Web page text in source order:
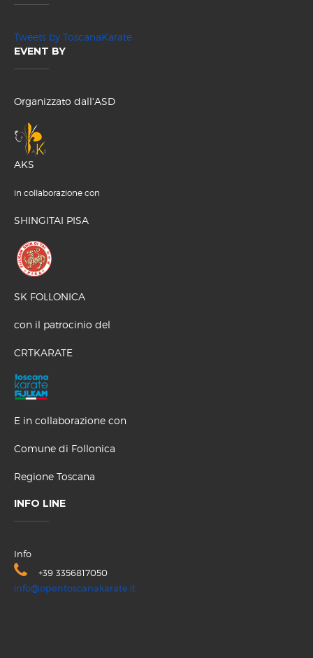
Tweets by ToscanaKarate
EVENT BY
Organizzato dall'ASD
AKS
in collaborazione con
SHINGITAI PISA
SK FOLLONICA
con il patrocinio del
CRTKARATE
E in collaborazione con
Comune di Follonica
Regione Toscana
INFO LINE
Info
+39 3356817050
info@opentoscanakarate.it